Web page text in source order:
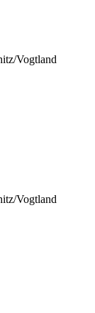
Vogtland
Vogtland